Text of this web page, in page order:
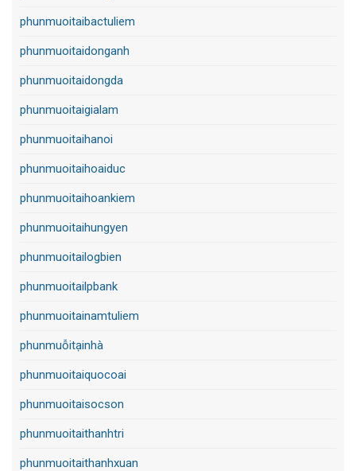
phunmuoitaibactuliem
phunmuoitaidonganh
phunmuoitaidongda
phunmuoitaigialam
phunmuoitaihanoi
phunmuoitaihoaiduc
phunmuoitaihoankiem
phunmuoitaihungyen
phunmuoitailogbien
phunmuoitailpbank
phunmuoitainamtuliem
phunmuỗitạinhà
phunmuoitaiquocoai
phunmuoitaisocson
phunmuoitaithanhtri
phunmuoitaithanhxuan